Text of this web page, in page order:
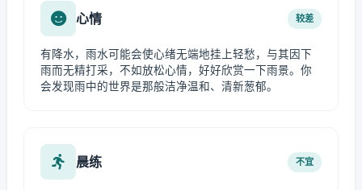
心情 较差
有降水，雨水可能会使心绪无端地挂上轻愁，与其因下
雨而无精打采，不如放松心情，好好欣赏一下雨景。你
会发现雨中的世界是那般洁净温和、清新葱郁。
晨练 不宜